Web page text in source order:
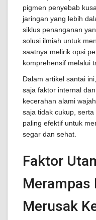
pigmen penyebab
jaringan yang lebih
siklus penanganan
solusi ilmiah untuk
saatnya melirik opsi
komprehensif melalui
Dalam artikel santai
saja faktor internal
kecerahan alami
saja tidak cukup,
paling efektif untuk
segar dan sehat.
Faktor
Merampas
Merusak